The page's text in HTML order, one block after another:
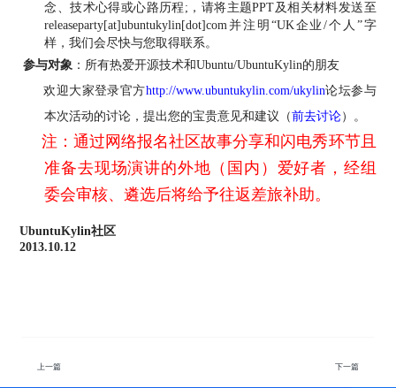
念、技术心得或心路历程 ; ， 请将主题PPT及相关材料发送至
releaseparty[at]ubuntukylin[dot]com并注明“UK企业/个人”字
样，我们会尽快与您取得联系。
参与对象 ： 所有热爱开源技术和Ubuntu/UbuntuKylin的朋友
欢迎大家登录官方http://www.ubuntukylin.com/ukylin论坛参与
本次活动的讨论 ，提出您的宝贵意见和建议 （前去讨论） 。
注：通过网络报名社区故事分享和闪电秀环节且
准备去现场演讲的外地（国内）爱好者，经组
委会审核、遴选后将给予往返差旅补助。
UbuntuKylin社区
2013.10.12
上一篇 下一篇